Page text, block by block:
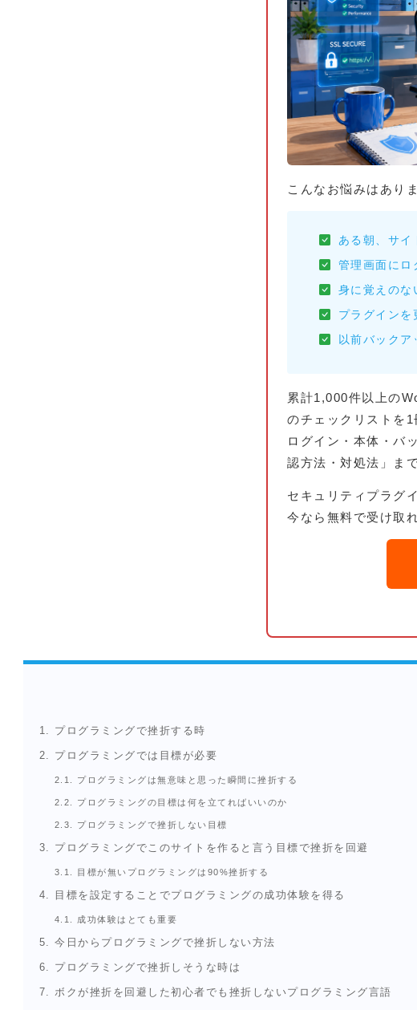
こんなお悩みはあり
ある朝、サイ
管理画面にロ
身に覚えのな
プラグインを
以前バック
累計1,000件以上の
のチェックリストを1
ログイン・本体・バ
認方法・対処法」ま
セキュリティプラグ
今なら無料で受け取
1. プログラミングで挫折する時
2. プログラミングでは目標が必要
2.1. プログラミングは無意味と思った瞬間に挫折する
2.2. プログラミングの目標は何を立てればいいのか
2.3. プログラミングで挫折しない目標
3. プログラミングでこのサイトを作ると言う目標で挫折を回避
3.1. 目標が無いプログラミングは90%挫折する
4. 目標を設定することでプログラミングの成功体験を得る
4.1. 成功体験はとても重要
5. 今日からプログラミングで挫折しない方法
6. プログラミングで挫折しそうな時は
7. ボクが挫折を回避した初心者でも挫折しないプログラミング言語